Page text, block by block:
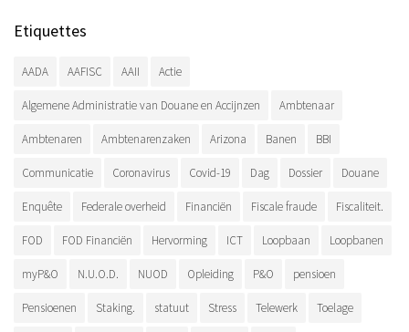
Etiquettes
AADA AAFISC AAII Actie
Algemene Administratie van Douane en Accijnzen Ambtenaar
Ambtenaren Ambtenarenzaken Arizona Banen BBI
Communicatie Coronavirus Covid-19 Dag Dossier Douane
Enquête Federale overheid Financiën Fiscale fraude Fiscaliteit.
FOD FOD Financiën Hervorming ICT Loopbaan Loopbanen
myP&O N.U.O.D. NUOD Opleiding P&O pensioen
Pensioenen Staking. statuut Stress Telewerk Toelage